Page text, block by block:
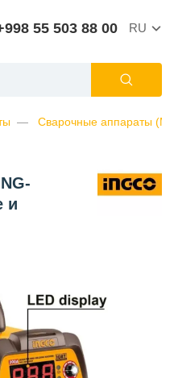
55 503 88 00 RU
Сварочные аппараты
и